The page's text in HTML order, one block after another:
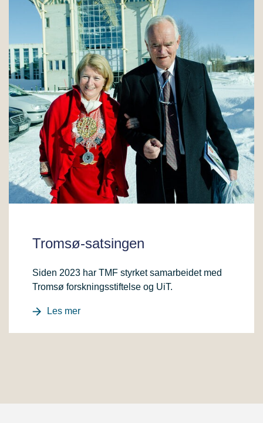
Tromsø-satsingen
Siden 2023 har TMF styrket samarbeidet med
Tromsø forskningsstiftelse og UiT.
Les mer